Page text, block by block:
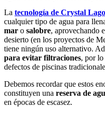
La tecnología de Crystal
cualquier tipo de agua para
mar o salobre, aprovechando
desierto (en los proyectos de
tiene ningún uso alternativo.
para evitar filtraciones, por lo
defectos de piscinas
Debemos recordar que estos
constituyen una reserva de
en épocas de escasez.